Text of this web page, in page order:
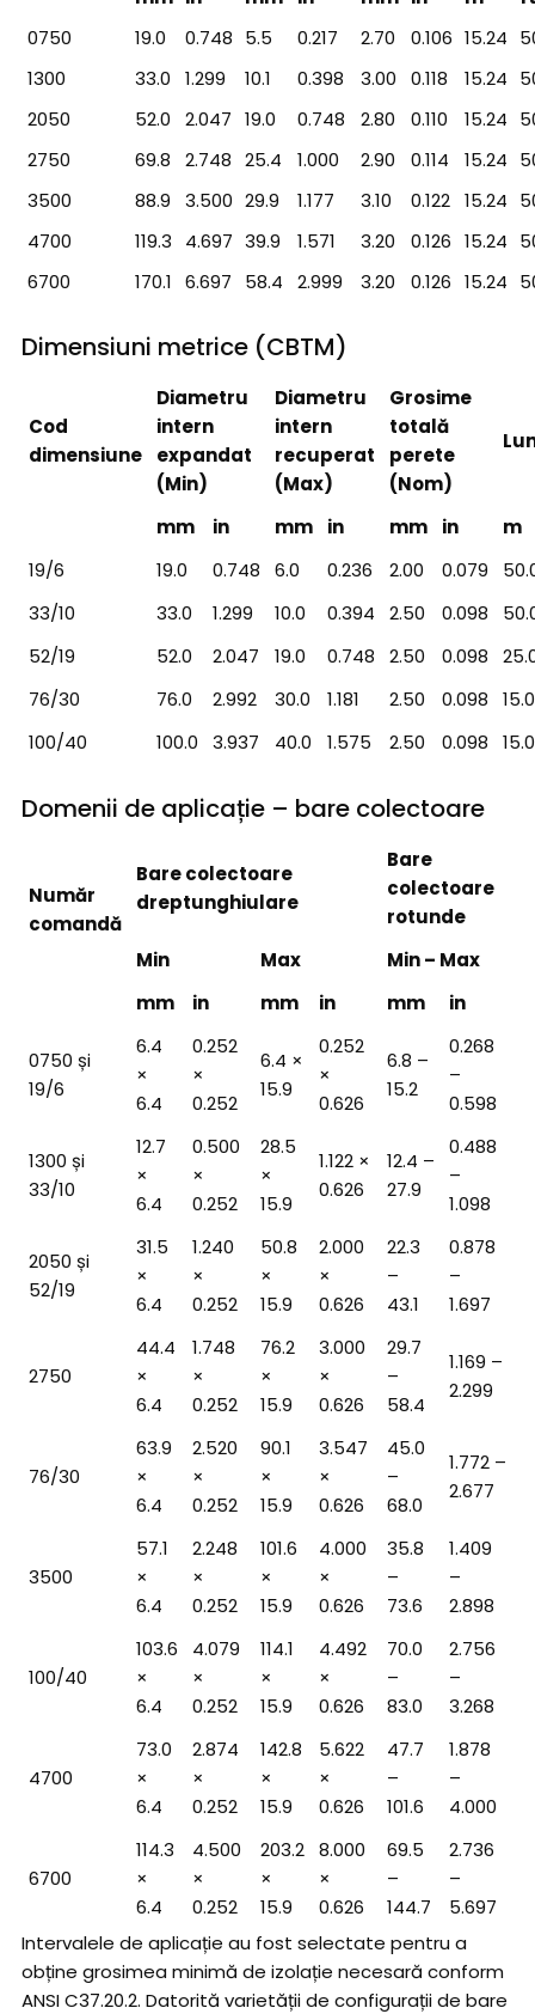
0750
19.0 0.748 5.5 0.217 2.70 0.106 15.24
1300
33.0 1.299 10.1 0.398 3.00 0.118 15.24
2050
52.0 2.047 19.0 0.748 2.80 0.110 15.24
2750
69.8 2.748 25.4 1.000 2.90 0.114 15.24
3500
88.9 3.500 29.9 1.177 3.10 0.122 15.24
4700
119.3 4.697 39.9 1.571 3.20 0.126 15.24
6700
170.1 6.697 58.4 2.999 3.20 0.126 15.24
Dimensiuni metrice (CBTM)
Cod
dimensiune
Diametru
intern
expandat
(Min)
Diametru
intern
recuperat
(Max)
Grosime
totală
perete
(Nom)
mm in mm in mm in
m
19/6
19.0 0.748 6.0 0.236 2.00 0.079
33/10
33.0 1.299 10.0 0.394 2.50 0.098
52/19
52.0 2.047 19.0 0.748 2.50 0.098
76/30
76.0 2.992 30.0 1.181 2.50 0.098
100/40
100.0 3.937 40.0 1.575 2.50 0.098
Domenii de aplicație – bare colectoare
Număr
comandă
Bare colectoare
dreptunghiulare
Bare
colectoare
rotunde
Min
Max
Min – Max
mm
in mm in mm in
0750 și
19/6
6.4
×
6.4
0.252
×
0.252
6.4 ×
15.9
0.252
×
0.626
6.8 –
15.2
0.268
–
0.598
1300 și
33/10
12.7
×
6.4
0.500
×
0.252
28.5
×
15.9
1.122 ×
0.626
12.4 –
27.9
0.488
–
1.098
2050 și
52/19
31.5
×
6.4
1.240
×
0.252
50.8
×
15.9
2.000
×
0.626
22.3
–
43.1
0.878
–
1.697
2750
44.4
×
6.4
1.748
×
0.252
76.2
×
15.9
3.000
×
0.626
29.7
–
58.4
1.169 –
2.299
76/30
63.9
×
6.4
2.520
×
0.252
90.1
×
15.9
3.547
×
0.626
45.0
–
68.0
1.772 –
2.677
3500
57.1
×
6.4
2.248
×
0.252
101.6
×
15.9
4.000
×
0.626
35.8
–
73.6
1.409
–
2.898
100/40
103.6
×
6.4
4.079
×
0.252
114.1
×
15.9
4.492
×
0.626
70.0
–
83.0
2.756
–
3.268
4700
73.0
×
6.4
2.874
×
0.252
142.8
×
15.9
5.622
×
0.626
47.7
–
101.6
1.878
–
4.000
6700
114.3
×
6.4
4.500
×
0.252
203.2
×
15.9
8.000
×
0.626
69.5
–
144.7
2.736
–
5.697
Intervalele de aplicație au fost selectate pentru a
obține grosimea minimă de izolație necesară conform
ANSI C37.20.2. Datorită varietății de configurații de bare